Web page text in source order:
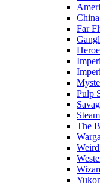
Far
Pulp
The